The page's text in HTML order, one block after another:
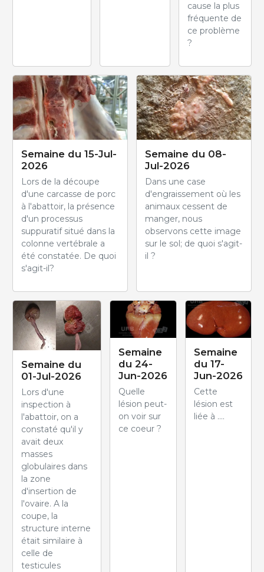
cause la plus
fréquente de
ce problème
?
Semaine du 15-Jul-
2026
Lors de la découpe
d'une carcasse de porc
à l'abattoir, la présence
d'un processus
suppuratif situé dans la
colonne vertébrale a
été constatée. De quoi
s'agit-il?
Semaine du 08-
Jul-2026
Dans une case
d'engraissement où les
animaux cessent de
manger, nous
observons cette image
sur le sol; de quoi s'agit-
il ?
Semaine du
01-Jul-2026
Lors d'une
inspection à
l'abattoir, on a
constaté qu'il y
avait deux
masses
globulaires dans
la zone
d'insertion de
l'ovaire. A la
coupe, la
structure interne
était similaire à
celle de
testicules
Semaine
du 24-
Jun-2026
Quelle
lésion peut-
on voir sur
ce coeur ?
Semaine
du 17-
Jun-2026
Cette
lésion est
liée à ....